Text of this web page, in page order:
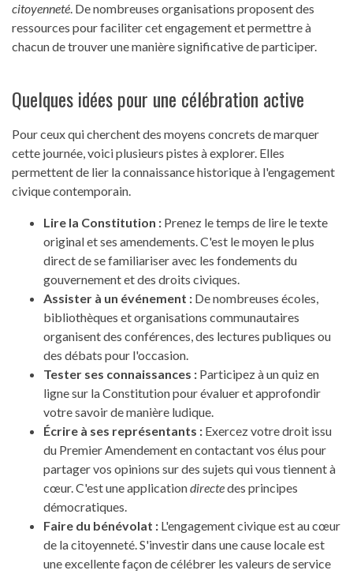
citoyenneté. De nombreuses organisations proposent des
ressources pour faciliter cet engagement et permettre à
chacun de trouver une manière significative de participer.
Quelques idées pour une célébration active
Pour ceux qui cherchent des moyens concrets de marquer
cette journée, voici plusieurs pistes à explorer. Elles
permettent de lier la connaissance historique à l'engagement
civique contemporain.
Lire la Constitution : Prenez le temps de lire le texte
original et ses amendements. C'est le moyen le plus
direct de se familiariser avec les fondements du
gouvernement et des droits civiques.
Assister à un événement : De nombreuses écoles,
bibliothèques et organisations communautaires
organisent des conférences, des lectures publiques ou
des débats pour l'occasion.
Tester ses connaissances : Participez à un quiz en
ligne sur la Constitution pour évaluer et approfondir
votre savoir de manière ludique.
Écrire à ses représentants : Exercez votre droit issu
du Premier Amendement en contactant vos élus pour
partager vos opinions sur des sujets qui vous tiennent à
cœur. C'est une applicationdirectedes principes
démocratiques.
Faire du bénévolat : L'engagement civique est au cœur
de la citoyenneté. S'investir dans une cause locale est
une excellente façon de célébrer les valeurs de service